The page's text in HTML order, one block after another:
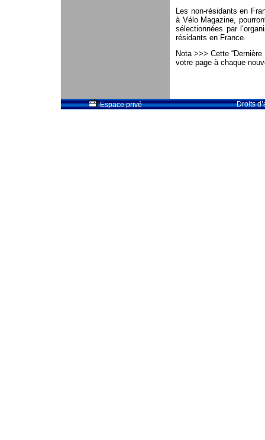
Les non-résidants en
à Vélo Magazine,
sélectionnées par
résidants en France.
Nota >>> Cette
votre page à chaque
Espace privé Droits